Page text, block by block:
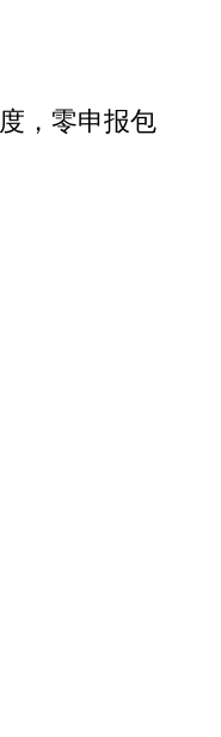
，零申报包